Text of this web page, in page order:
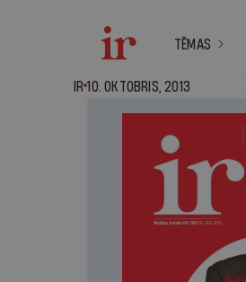
TĒMAS
IR - 10.
IR 10. OKTOBRIS, 2013